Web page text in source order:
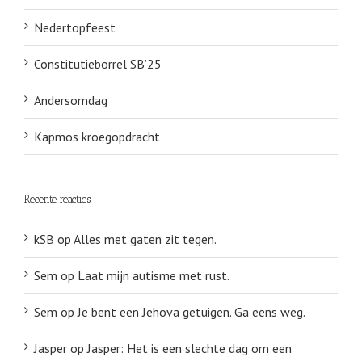
Nedertopfeest
Constitutieborrel SB’25
Andersomdag
Kapmos kroegopdracht
Recente reacties
kSB op Alles met gaten zit tegen.
Sem op Laat mijn autisme met rust.
Sem opJe bent een Jehova getuigen. Ga eens weg.
Jasper opJasper: Het is een slechte dag om een